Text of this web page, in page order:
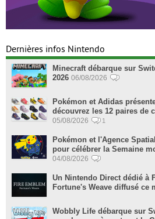
Dernières infos Nintendo
Minecraft débarque sur
2026 06/08/2026
Pokémon et Adidas
découvrez les 12 paires de
05/08/2026 1
Pokémon et l'Agence
pour célébrer la Semaine
04/08/2026
Un Nintendo Direct dédié à
Fortune's Weave diffusé ce
Wobbly Life débarque sur